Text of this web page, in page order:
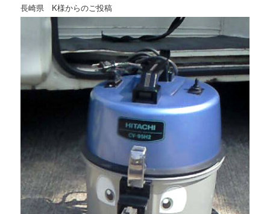
長崎県 K様からのご投稿